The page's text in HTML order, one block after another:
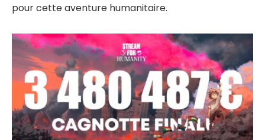
pour cette aventure humanitaire.